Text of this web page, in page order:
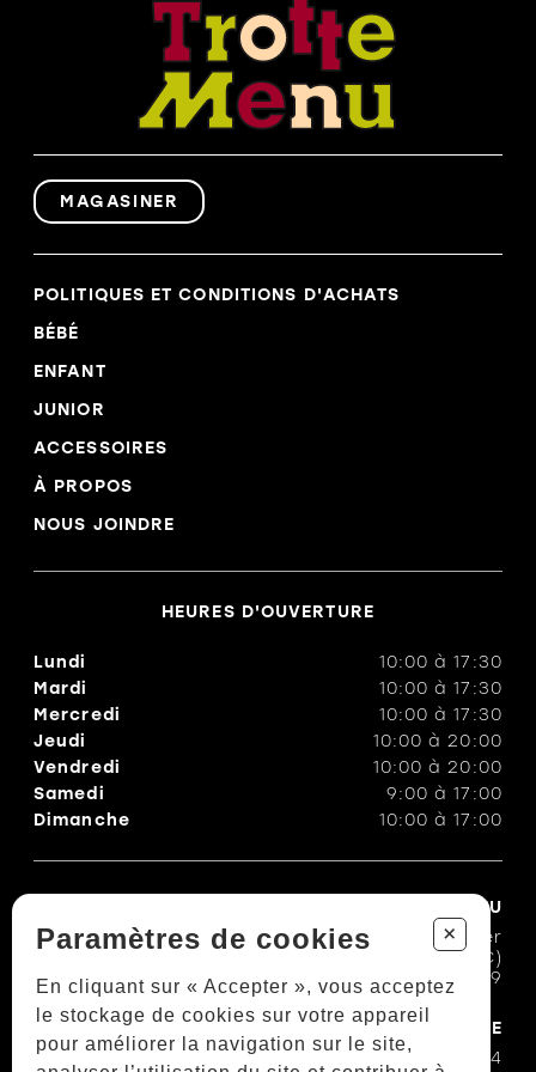
BOTTE HIVER
SOULIER
SOULIER
GARCON
BOTTE
SOULIER
GARCON
BOTTE HIVER
SOLDES
MAGASINER
POLITIQUES ET CONDITIONS D'ACHATS
BÉBÉ
ENFANT
JUNIOR
ACCESSOIRES
À PROPOS
NOUS JOINDRE
HEURES D'OUVERTURE
Lundi 10:00 à17:30
Mardi
10:00 à17:30
Mercredi
10:00 à17:30
Jeudi
10:00 à20:00
Vendredi
10:00 à20:00
Samedi
9:00 à17:00
Dimanche
10:00 à17:00
CHAUSSURES TROTTE-MENU
1100, rue Bouvier
Québec (QC)
G2K 1L9
COURRIEL & TÉLÉPHONE
418 623-7474
Paramètres de cookies +
En cliquant sur « Accepter », vous acceptez
le stockage de cookies sur votre appareil
pour améliorer la navigation sur le site,